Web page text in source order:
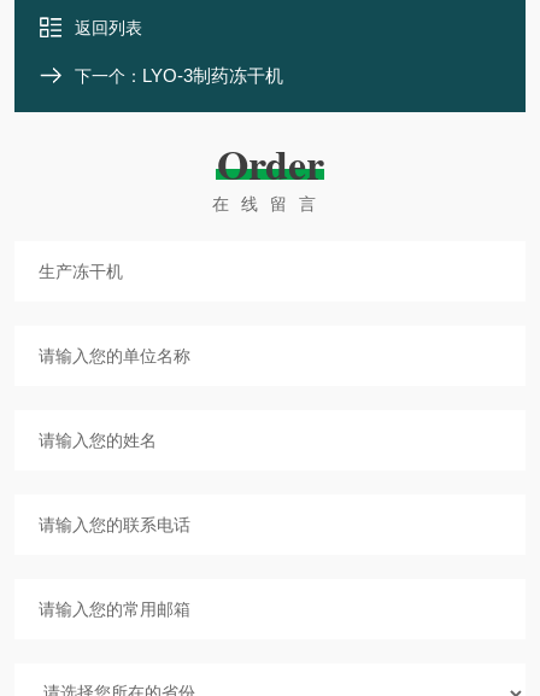
返回列表
下一个： LYO-3制药冻干机
Order
在线留言